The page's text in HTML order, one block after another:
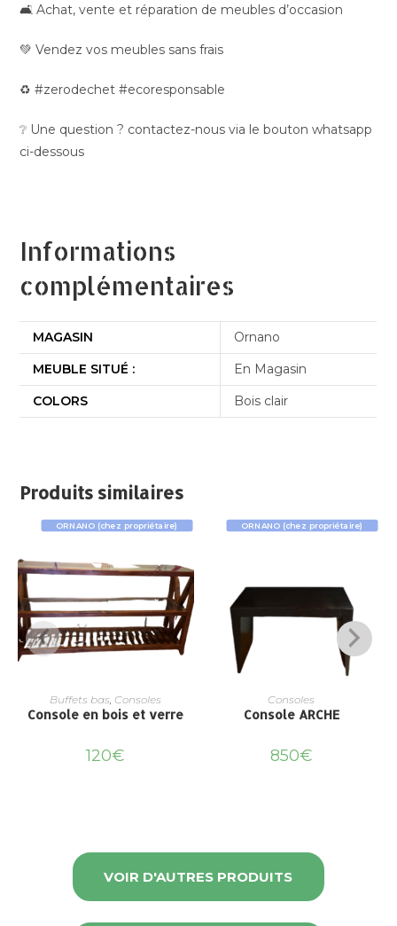
🛋️ Achat, vente et réparation de meubles d’occasion
💚 Vendez vos meubles sans frais
♻️ #zerodechet #ecoresponsable
❔ Une question ? contactez-nous via le bouton whatsapp
ci-dessous
Informations
complémentaires
MAGASIN
Ornano
MEUBLE SITUÉ :
En Magasin
COLORS
Bois clair
Produits similaires
ORNANO (chez propriétaire)
Buffets bas, Consoles
Console en bois et verre
120€
ORNANO (chez propriétaire)
Consoles
Console ARCHE
850€
VOIR D'AUTRES PRODUITS